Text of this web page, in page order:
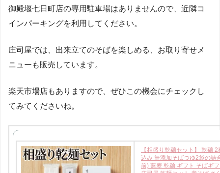
御殿堰七日町店の専用駐車場はありませんので、近隣コ
インパーキングを利用してください。
庄司屋では、出来立てのそばを楽しめる、お取り寄せメ
ニューも販売しています。
楽天市場店もありますので、ぜひこの機会にチェックし
てみてくださいね。
【相盛り乾麺セット】 乾麺
込み 無添加そばつゆ2袋の詰
前) 蕎麦 乾麺 ギフト そばギ